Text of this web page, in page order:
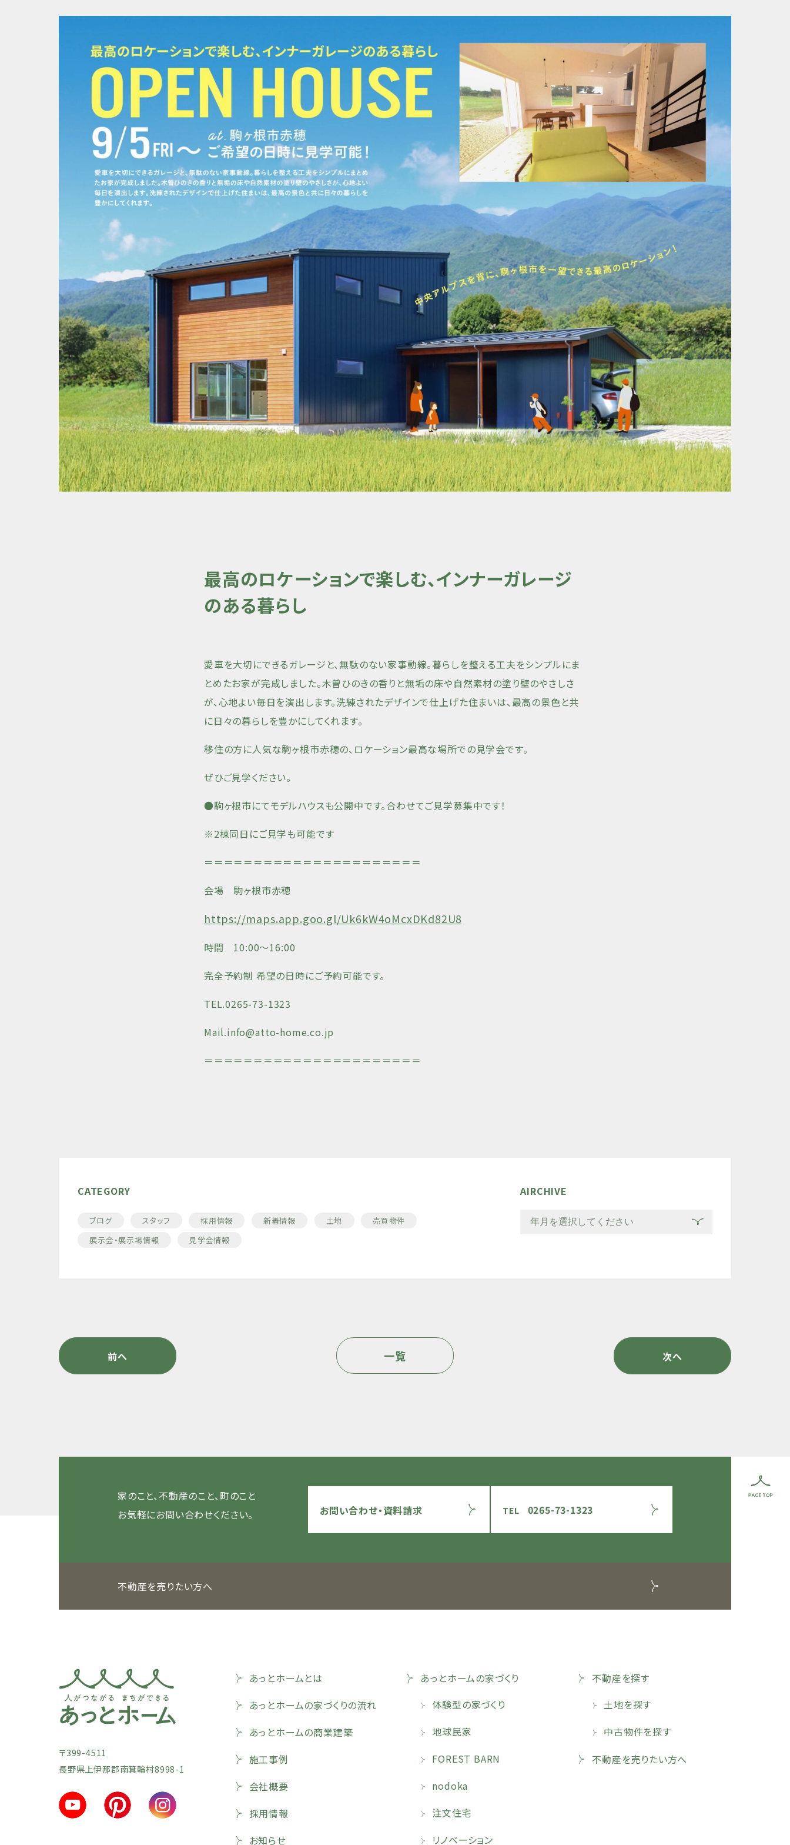
最高のロケーションで楽しむ、インナーガレージ
のある暮らし
愛車を大切にできるガレージと、無駄のない家事動線。暮らしを整える工夫をシンプルにま
とめたお家が完成しました。木曽ひのきの香りと無垢の床や自然素材の塗り壁のやさしさ
が、心地よい毎日を演出します。洗練されたデザインで仕上げた住まいは、最高の景色と共
に日々の暮らしを豊かにしてくれます。
移住の方に人気な駒ヶ根市赤穂の、ロケーション最高な場所での見学会です。
ぜひご見学ください。
●駒ヶ根市にてモデルハウスも公開中です。合わせてご見学募集中です！
※2棟同日にご見学も可能です
＝＝＝＝＝＝＝＝＝＝＝＝＝＝＝＝＝＝＝＝＝＝
会場 駒ヶ根市赤穂
https://maps.app.goo.gl/Uk6kW4oMcxDKd82U8
時間 10:00〜16:00
完全予約制 希望の日時にご予約可能です。
TEL.0265-73-1323
Mail.info@atto-home.co.jp
＝＝＝＝＝＝＝＝＝＝＝＝＝＝＝＝＝＝＝＝＝＝
CATEGORY
ブログ スタッフ 採用情報 新着情報 土地
売買物件
展示会・展示場情報
見学会情報
AIRCHIVE
一覧
前へ 次へ
家のこと、不動産のこと、町のこと
お気軽にお問い合わせください。
お問い合わせ・資料請求 0265-73-1323
不動産を売りたい方へ
あっとホームとは
あっとホームの家づくりの流れ
あっとホームの商業建築
施工事例
会社概要
採用情報
お知らせ
あっとホームの家づくり
体験型の家づくり
地球民家
FOREST BARN
nodoka
注文住宅
リノベーション
不動産を探す
土地を探す
中古物件を探す
不動産を売りたい方へ
〒399-4511
長野県上伊那郡南箕輪村8998-1